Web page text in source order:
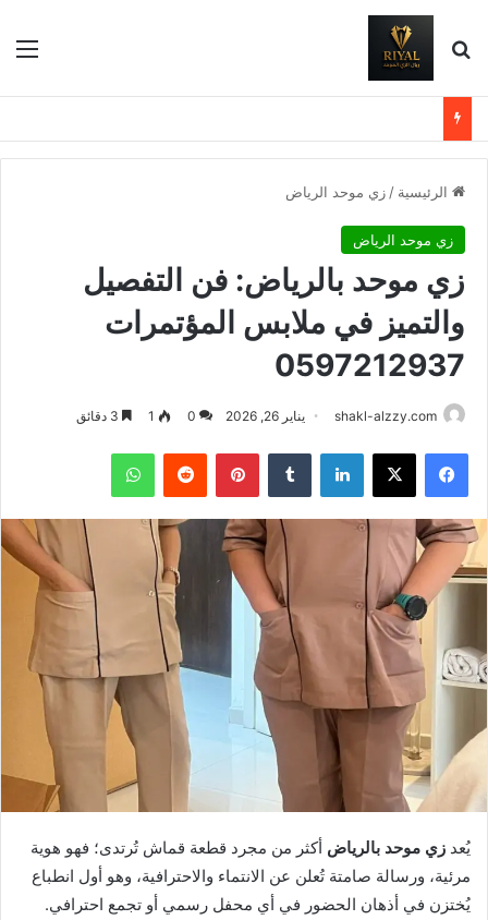
بحث عن
الرئيسية / زي موحد الرياض
زي موحد الرياض
زي موحد بالرياض: فن التفصيل
والتميز في ملابس المؤتمرات
0597212937
shakl-alzzy.com يناير 26, 2026 0
1
فيسبوك X لينكدإن بينتيريست واتساب
يُعد زي موحد بالرياض أكثر من مجرد قطعة قماش تُرتدى؛ فهو هوية
مرئية، ورسالة صامتة تُعلن عن الانتماء والاحترافية، وهو أول انطباع
يُختزن في أذهان الحضور في أي محفل رسمي أو تجمع احترافي.